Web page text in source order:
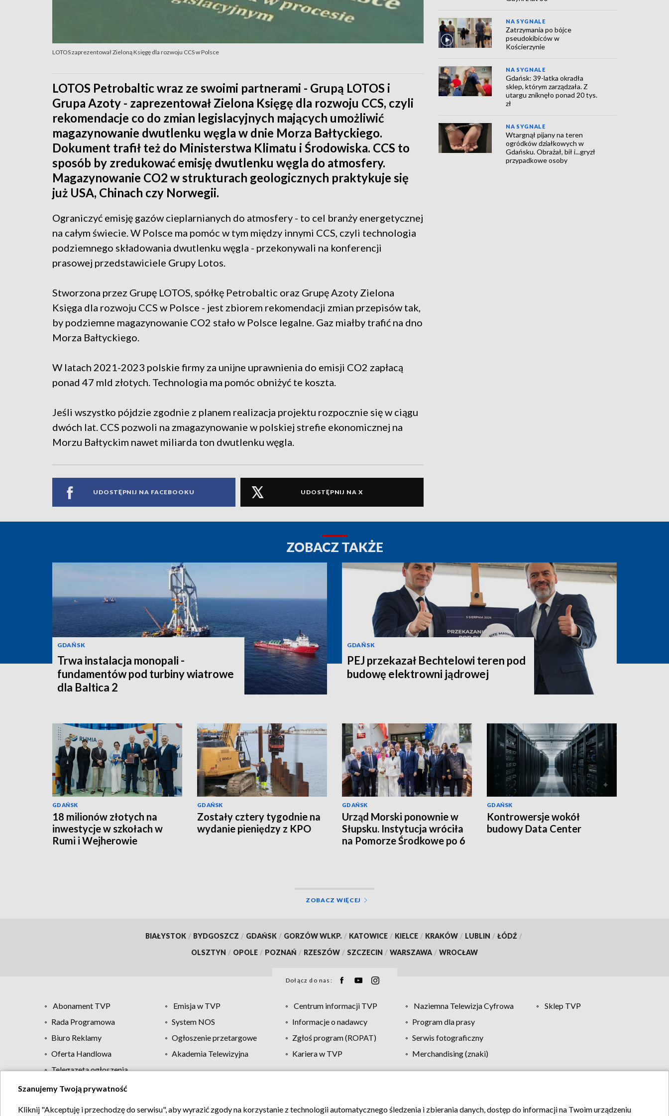
LOTOS zaprezentował Zieloną Księgę dla rozwoju CCS w Polsce
LOTOS Petrobaltic wraz ze swoimi partnerami - Grupą LOTOS i
Grupa Azoty - zaprezentował Zielona Księgę dla rozwoju CCS, czyli
rekomendacje co do zmian legislacyjnych mających umożliwić
magazynowanie dwutlenku węgla w dnie Morza Bałtyckiego.
Dokument trafił też do Ministerstwa Klimatu i Środowiska. CCS to
sposób by zredukować emisję dwutlenku węgla do atmosfery.
Magazynowanie CO2 w strukturach geologicznych praktykuje się
już USA, Chinach czy Norwegii.
Ograniczyć emisję gazów cieplarnianych do atmosfery - to cel branży energetycznej
na całym świecie. W Polsce ma pomóc w tym między innymi CCS, czyli technologia
podziemnego składowania dwutlenku węgla - przekonywali na konferencji
prasowej przedstawiciele Grupy Lotos.
Stworzona przez Grupę LOTOS, spółkę Petrobaltic oraz Grupę Azoty Zielona
Księga dla rozwoju CCS w Polsce - jest zbiorem rekomendacji zmian przepisów tak,
by podziemne magazynowanie CO2 stało w Polsce legalne. Gaz miałby trafić na dno
Morza Bałtyckiego.
W latach 2021-2023 polskie firmy za unijne uprawnienia do emisji CO2 zapłacą
ponad 47 mld złotych. Technologia ma pomóc obniżyć te koszta.
Jeśli wszystko pójdzie zgodnie z planem realizacja projektu rozpocznie się w ciągu
dwóch lat. CCS pozwoli na zmagazynowanie w polskiej strefie ekonomicznej na
Morzu Bałtyckim nawet miliarda ton dwutlenku węgla.
UDOSTĘPNIJ NA FACEBOOKU UDOSTĘPNIJ NA X
NA SYGNALE
Zatrzymania po bójce
pseudokibiców w
Kościerzynie
NA SYGNALE
Gdańsk: 39-latka okradła
sklep, którym zarządzała. Z
utargu zniknęło ponad 20 tys.
zł
NA SYGNALE
Wtargnął pijany na teren
ogródków działkowych w
Gdańsku. Obrażał, bił i...gryzł
przypadkowe osoby
ZOBACZ TAKŻE
GDAŃSK
Trwa instalacja monopali -
fundamentów pod turbiny wiatrowe
dla Baltica 2
GDAŃSK
PEJ przekazał Bechtelowi teren pod
budowę elektrowni jądrowej
GDAŃSK
18 milionów złotych na
inwestycje w szkołach w
Rumi i Wejherowie
GDAŃSK
Zostały cztery tygodnie na
wydanie pieniędzy z KPO
GDAŃSK
Urząd Morski ponownie w
Słupsku. Instytucja wróciła
na Pomorze Środkowe po 6
GDAŃSK
Kontrowersje wokół
budowy Data Center
ZOBACZ WIĘCEJ
BIAŁYSTOK / BYDGOSZCZ / GDAŃSK / GORZÓW WLKP. / KATOWICE / KIELCE / KRAKÓW / LUBLIN / ŁÓDŹ /
OLSZTYN / OPOLE / POZNAŃ / RZESZÓW / SZCZECIN / WARSZAWA / WROCŁAW
Dołącz do nas:
Abonament TVP Emisja w TVP Centrum informacji TVP Naziemna Telewizja Cyfrowa
Sklep TVP
Rada Programowa
System NOS Informacje o nadawcy
Program dla prasy
Biuro Reklamy
Ogłoszenie przetargowe Zgłoś program (ROPAT)
Serwis fotograficzny
Oferta Handlowa
Akademia Telewizyjna Kariera w TVP
Merchandising (znaki)
Telegazeta ogłoszenia
Regulamin TVP Polityka prywatności Moje zgody Pomoc Biuro reklamy Kontakt
Szanujemy Twoją prywatność
Kliknij "Akceptuję i przechodzę do serwisu", aby wyrazić zgody na korzystanie z technologii automatycznego śledzenia i zbierania danych, dostęp do informacji na Twoim urządzeniu